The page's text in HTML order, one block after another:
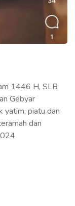
1446 H, SLB
Gebyar
yatim, piatu dan
dan